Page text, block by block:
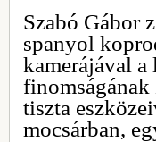
Szabó Gábor
spanyol
kamerájával
tiszta
mocsárban,